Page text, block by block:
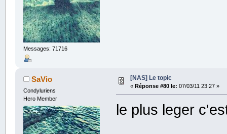
Messages: 71716
SaVio
Condyluriens
Hero Member
[NAS] Le topic
« Réponse #80 le: 07/03/11 23:27 »
le plus leger